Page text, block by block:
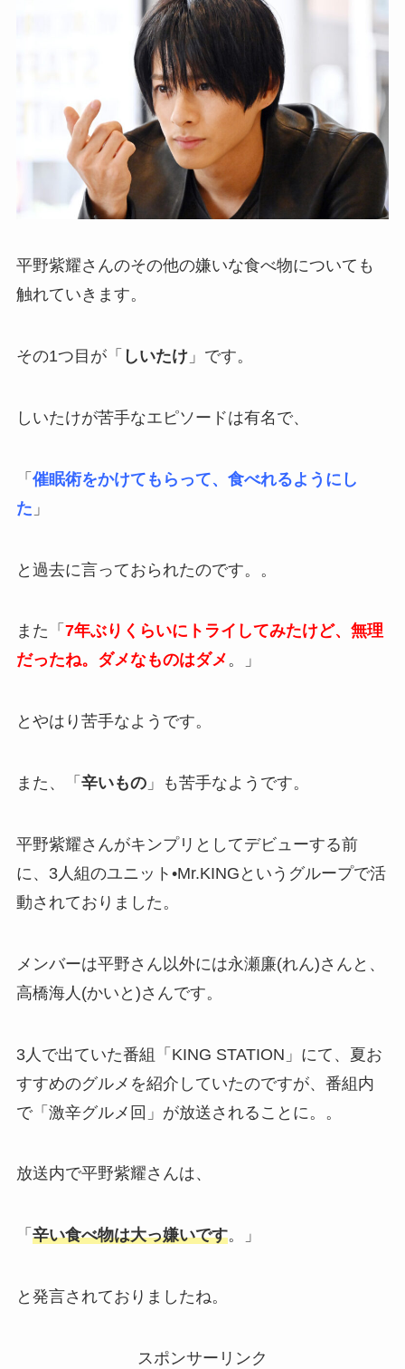
平野紫耀さんのその他の嫌いな食べ物についても
触れていきます。
その1つ目が「 しいたけ」です。
しいたけが苦手なエピソードは有名で、
「 催眠術をかけてもらって、食べれるようにし
た 」
と過去に言っておられたのです。。
また「 7年ぶりくらいにトライしてみたけど、無理
だったね。ダメなものはダメ。」
とやはり苦手なようです。
また、「 辛いもの」も苦手なようです。
平野紫耀さんがキンプリとしてデビューする前
に、3人組のユニット•Mr.KINGというグループで活
動されておりました。
メンバーは平野さん以外には永瀬廉(れん)さんと、
高橋海人(かいと)さんです。
3人で出ていた番組「KING STATION」にて、夏お
すすめのグルメを紹介していたのですが、番組内
で「激辛グルメ回」が放送されることに。。
放送内で平野紫耀さんは、
「 辛い食べ物は大っ嫌いです。」
と発言されておりましたね。
スポンサーリンク